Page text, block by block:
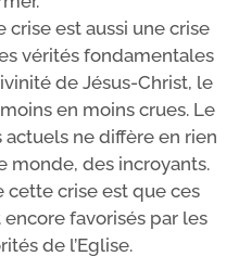
est aus­si une crise
véri­tés fon­da­men­tales
de Jésus-​Christ, le
en moins crues. Le
ne dif­fère en rien
monde, des incroyants.
cette crise est que ces
favo­ri­sés par les
de l’Eglise.